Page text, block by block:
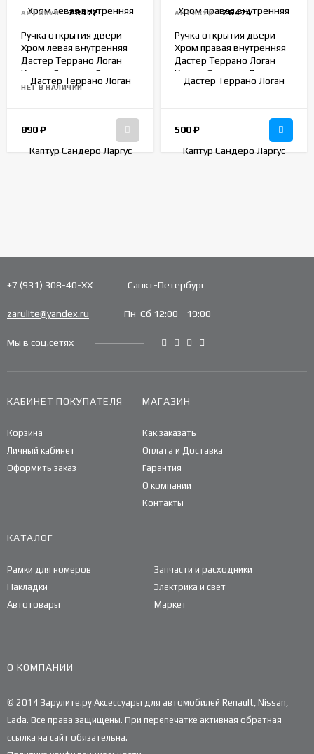
АРТИКУЛ: ZR472
Ручка открытия двери
Хром левая внутренняя
Дастер Террано Логан
Каптур Сандеро Ларгус
Веста Иксрей 8200733848
НЕТ В НАЛИЧИИ
890₽
АРТИКУЛ: ZR474
Ручка открытия двери
Хром правая внутренняя
Дастер Террано Логан
Каптур Сандеро Ларгус
Веста Иксрей 8200733847
500₽
+7 (931) 308-40-ХХ Санкт-Петербург
zarulite@yandex.ru Пн-Сб 12:00—19:00
Мы в соц.сетях
КАБИНЕТ ПОКУПАТЕЛЯ
Корзина
Личный кабинет
Оформить заказ
МАГАЗИН
Как заказать
Оплата и Доставка
Гарантия
О компании
Контакты
КАТАЛОГ
Рамки для номеров
Накладки
Автотовары
Запчасти и расходники
Электрика и свет
Маркет
О КОМПАНИИ
© 2014 Зарулите.ру Аксессуары для автомобилей Renault, Nissan,
Lada. Все права защищены. При перепечатке активная обратная
ссылка на сайт обязательна.